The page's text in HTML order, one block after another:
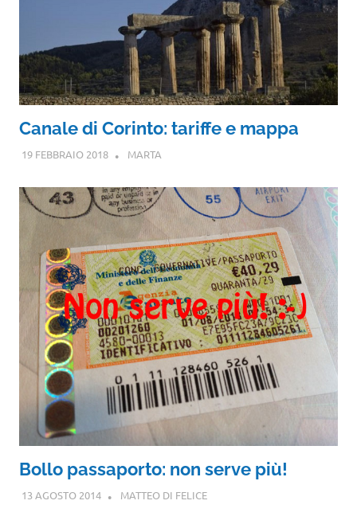
Canale di Corinto: tariffe e mappa
19 FEBBRAIO 2018 MARTA
Bollo passaporto: non serve più!
13 AGOSTO 2014 MATTEO DI FELICE